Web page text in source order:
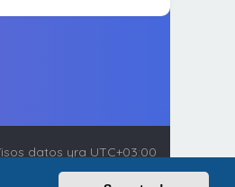
datos yra UTC+03:00